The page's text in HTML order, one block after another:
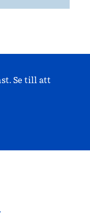
Se till att